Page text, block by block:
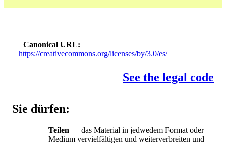
Canonical URL
https://creativecommons.org/licenses/by/3.0/es/
See the legal code
Sie dürfen:
Teilen — das Material in jedwedem Format oder
Medium vervielfältigen und weiterverbreiten und